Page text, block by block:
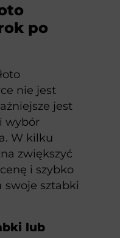
po
nie jest
jest
wybór
W kilku
zwiększyć
i szybko
swoje sztabki
lub